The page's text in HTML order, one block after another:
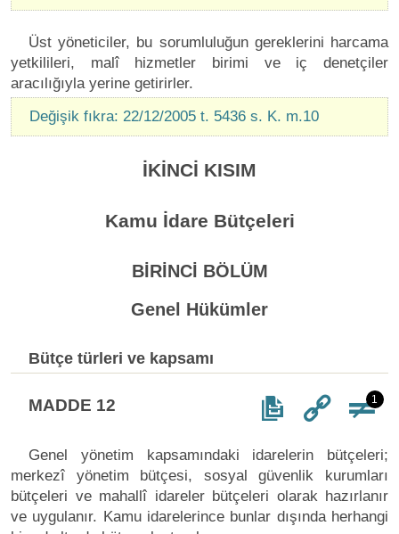
Üst yöneticiler, bu sorumluluğun gereklerini harcama
yetkilileri, malî hizmetler birimi ve iç denetçiler
aracılığıyla yerine getirirler.
Değişik fıkra: 22/12/2005 t. 5436 s. K. m.10
İKİNCİ KISIM
Kamu İdare Bütçeleri
BİRİNCİ BÖLÜM
Genel Hükümler
Bütçe türleri ve kapsamı
MADDE 12 1
Genel yönetim kapsamındaki idarelerin bütçeleri;
merkezî yönetim bütçesi, sosyal güvenlik kurumları
bütçeleri ve mahallî idareler bütçeleri olarak hazırlanır
ve uygulanır. Kamu idarelerince bunlar dışında herhangi